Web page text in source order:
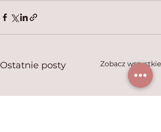
Ostatnie posty Zobacz wszystkie